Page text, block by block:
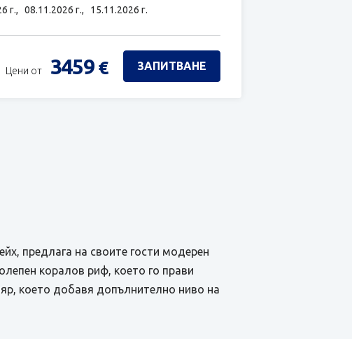
г.,08.11.2026 г., 15.11.2026 г.
Цени от 3459 € ЗАПИТВАНЕ
предлага на своите гости модерен
коралов риф, което го прави
което добавя допълнително ниво на